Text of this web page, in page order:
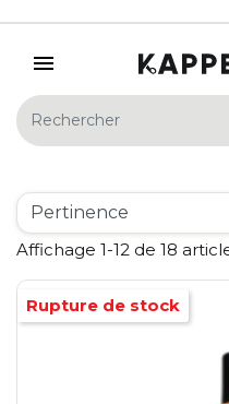
Affichage 1-12 de 18
Rupture de stock